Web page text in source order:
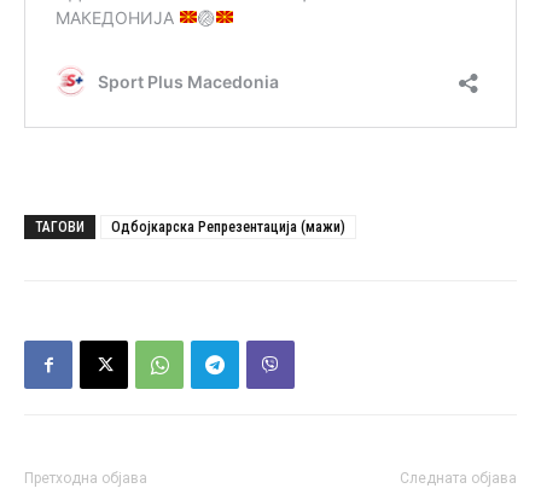
ТАГОВИ Одбојкарска Репрезентација (мажи)
Претходна објава Следната објава